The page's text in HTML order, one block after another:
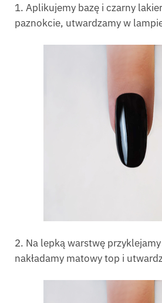
1. Aplikujemy bazę i czarny
paznokcie, utwardzamy w
2. Na lepką warstwę
nakładamy matowy top i